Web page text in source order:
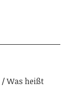
Was heißt